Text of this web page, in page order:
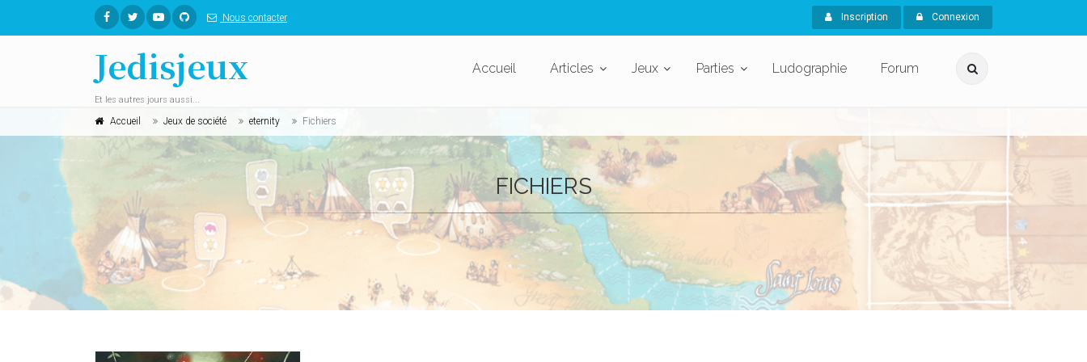
Nous contacter Inscription Connexion
Jedisjeux
Et les autres jours aussi...
Accueil Articles Jeux Parties Ludographie Forum
Accueil Jeux de société eternity Fichiers
FICHIERS